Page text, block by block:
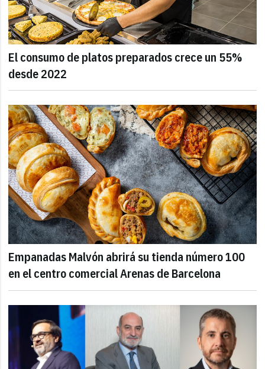
El consumo de platos preparados crece un 55%
desde 2022
Empanadas Malvón abrirá su tienda número 100
en el centro comercial Arenas de Barcelona